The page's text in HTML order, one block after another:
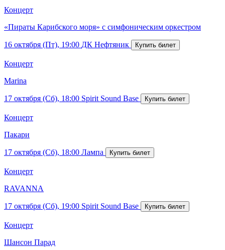
Концерт
«Пираты Карибского моря» с симфоническим оркестром
16 октября (Пт), 19:00 ДК Нефтяник
Концерт
Marina
17 октября (Сб), 18:00 Spirit Sound Base
Концерт
Пакари
17 октября (Сб), 18:00 Лампа
Концерт
RAVANNA
17 октября (Сб), 19:00 Spirit Sound Base
Концерт
Шансон Парад